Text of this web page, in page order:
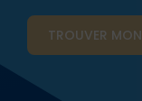
TROUVER